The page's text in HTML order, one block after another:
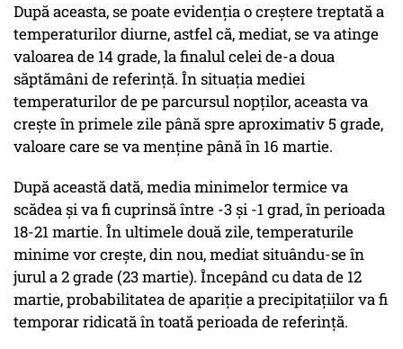
După aceasta, se poate evidenția o creștere treptată a
temperaturilor diurne, astfel că, mediat, se va atinge
valoarea de 14 grade, la finalul celei de-a doua
săptămâni de referință. În situația mediei
temperaturilor de pe parcursul nopților, aceasta va
crește în primele zile până spre aproximativ 5 grade,
valoare care se va menține până în 16 martie.
După această dată, media minimelor termice va
scădea și va fi cuprinsă între -3 și -1 grad, în perioada
18-21 martie. În ultimele două zile, temperaturile
minime vor crește, din nou, mediat situându-se în
jurul a 2 grade (23 martie). Începând cu data de 12
martie, probabilitatea de apariție a precipitațiilor va fi
temporar ridicată în toată perioada de referință.